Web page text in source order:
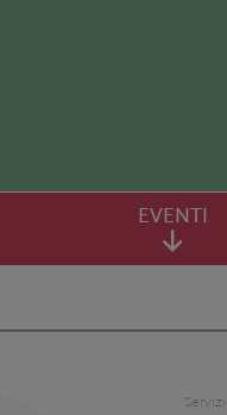
EVENTI